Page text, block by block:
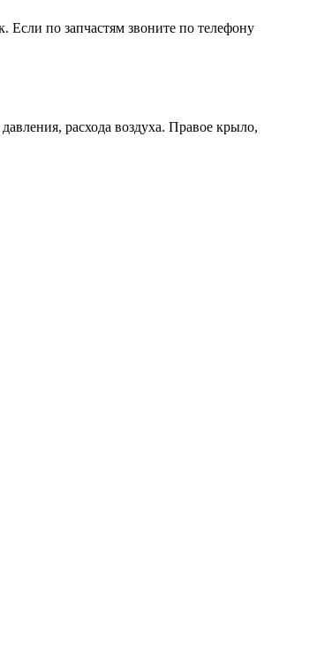
по запчастям звоните по телефону
расхода воздуха. Правое крыло,